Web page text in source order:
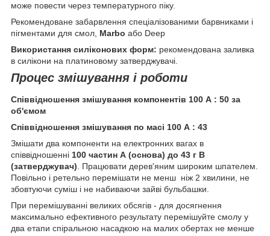
може повести через температурного піку.
Рекомендоване забарвлення спеціалізованими барвниками і
пігментами для смол, Marbo або Deep
Використання силіконових форм: рекомендована заливка
в силікони на платиновому затверджувачі.
Процес змішування і роботи
Співвідношення змішування компонентів 100 А : 50 за
об'ємом
Співвідношення змішування по масі 100 А : 43
Змішати два компоненти на електронних вагах в
співвідношенні 100 частин А (основа) до 43 г В
(затверджувач) . Працювати дерев'яним широким шпателем.
Повільно і ретельно перемішати не менш ніж 2 хвилини, не
збовтуючи суміш і не набиваючи зайві бульбашки.
При перемішуванні великих обсягів - для досягнення
максимально ефективного результату перемішуйте смолу у
два етапи спіральною насадкою на малих обертах не менше